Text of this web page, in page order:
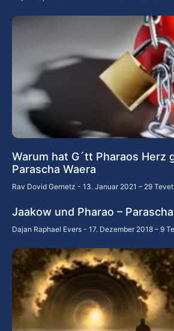
Warum hat G´tt Pharaos Herz
Parascha Waera
Rav Dovid Gernetz 13. Januar 2021 – 29
Jaakow und Pharao –
Dajan Raphael Evers 17. Dezember 2018 – 9